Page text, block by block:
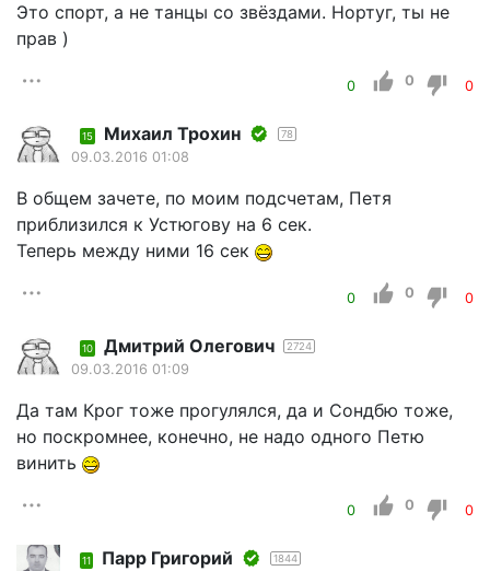
Это спорт, а не танцы со звёздами. Нортуг, ты не
прав )
0 0 0
15 Михаил Трохин 78
09.03.2016 01:08
В общем зачете, по моим подсчетам, Петя
приблизился к Устюгову на 6 сек.
Теперь между ними 16 сек
0 0 0
10 Дмитрий Олегович 2724
09.03.2016 01:09
Да там Крог тоже прогулялся, да и Сондбю тоже,
но поскромнее, конечно, не надо одного Петю
винить
0 0 0
11 Парр Григорий 1844